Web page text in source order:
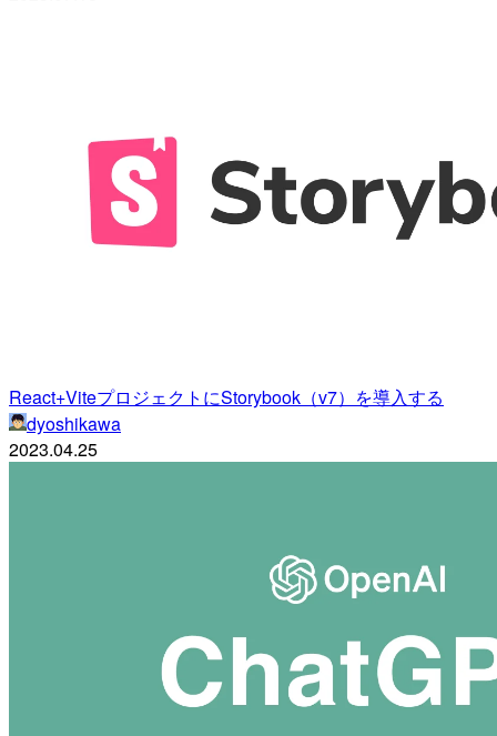
React+ViteプロジェクトにStorybook（v7）を導入する
dyoshikawa
2023.04.25